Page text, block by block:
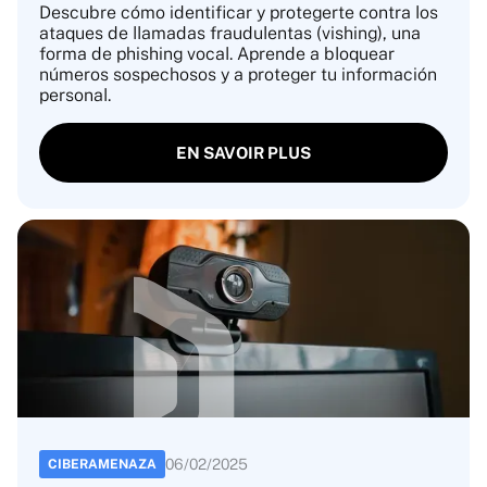
Descubre cómo identificar y protegerte contra los
ataques de llamadas fraudulentas (vishing), una
forma de phishing vocal. Aprende a bloquear
números sospechosos y a proteger tu información
personal.
EN SAVOIR PLUS
CIBERAMENAZA 06/02/2025